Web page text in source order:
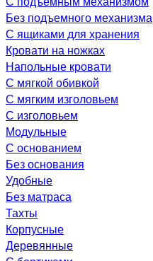
Без подъемного механизма
С ящиками для хранения
Кровати на ножках
Напольные кровати
С мягкой обивкой
С мягким изголовьем
С изголовьем
Модульные
С основанием
Без основания
Удобные
Без матраса
Тахты
Корпусные
Деревянные